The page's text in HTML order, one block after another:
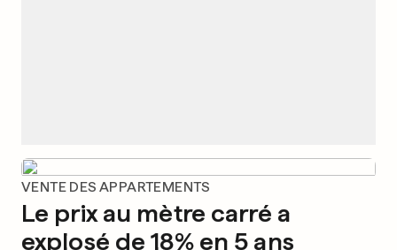
VENTE DES APPARTEMENTS
Le prix au mètre carré a
explosé de 18% en 5 ans